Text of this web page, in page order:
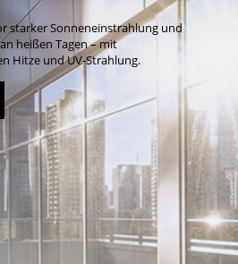
starker Sonneneinstrahlung und
heißen Tagen – mit
Hitze und UV-Strahlung.